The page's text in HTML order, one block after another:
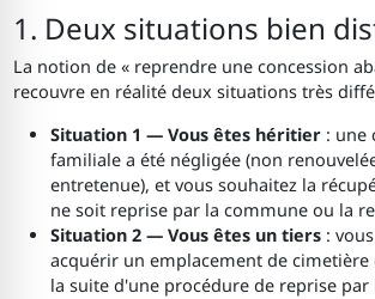
1. Deux situations bien
La notion de « reprendre une concession
recouvre en réalité deux situations très
Situation 1 — Vous êtes héritier: une
familiale a été négligée (non
entretenue), et vous souhaitez la
ne soit reprise par la commune ou la
Situation 2 — Vous êtes un tiers:
acquérir un emplacement de cimetière
la suite d'une procédure de reprise